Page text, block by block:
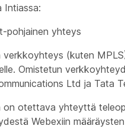
Intiassa:
pohjainen yhteys
verkkoyhteys (kuten
Omistetun
Ltd ja Tata
on otettava yhteyttä
Webexiin